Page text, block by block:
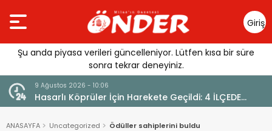
Giriş
Yap
Şu anda piyasa verileri güncelleniyor. Lütfen kısa bir süre
sonra tekrar deneyiniz.
9 Ağustos 2026 - 10:06
Hasarlı Köprüler İçin Harekete Geçildi: 4 İLÇEDE
ACELE KAMULAŞTIRMA
ANASAYFA Uncategorized Ödüller sahiplerini buldu